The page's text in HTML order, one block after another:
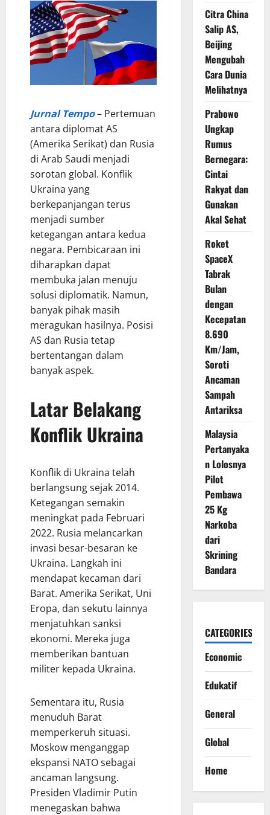
Jurnal Tempo– Pertemuan
antara diplomat AS
(Amerika Serikat) dan Rusia
di Arab Saudi menjadi
sorotan global. Konflik
Ukraina yang
berkepanjangan terus
menjadi sumber
ketegangan antara kedua
negara. Pembicaraan ini
diharapkan dapat
membuka jalan menuju
solusi diplomatik. Namun,
banyak pihak masih
meragukan hasilnya. Posisi
AS dan Rusia tetap
bertentangan dalam
banyak aspek.
Latar Belakang
Konflik Ukraina
Konflik di Ukraina telah
berlangsung sejak 2014.
Ketegangan semakin
meningkat pada Februari
2022. Rusia melancarkan
invasi besar-besaran ke
Ukraina. Langkah ini
mendapat kecaman dari
Barat. Amerika Serikat, Uni
Eropa, dan sekutu lainnya
menjatuhkan sanksi
ekonomi. Mereka juga
memberikan bantuan
militer kepada Ukraina.
Sementara itu, Rusia
menuduh Barat
memperkeruh situasi.
Moskow menganggap
ekspansi NATO sebagai
ancaman langsung.
Presiden Vladimir Putin
menegaskan bahwa
Citra China
Salip AS,
Beijing
Mengubah
Cara Dunia
Melihatnya
Prabowo
Ungkap
Rumus
Bernegara:
Cintai
Rakyat dan
Gunakan
Akal Sehat
Roket
SpaceX
Tabrak
Bulan
dengan
Kecepatan
8.690
Km/Jam,
Soroti
Ancaman
Sampah
Antariksa
Malaysia
Pertanyaka
n Lolosnya
Pilot
Pembawa
25 Kg
Narkoba
dari
Skrining
Bandara
CATEGORIES
Economic
Edukatif
General
Global
Home